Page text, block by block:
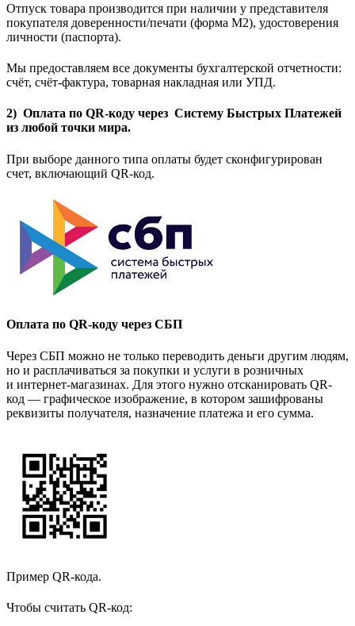
Отпуск товара производится при наличии у представителя
покупателя доверенности/печати (форма M2), удостоверения
личности (паспорта).
Мы предоставляем все документы бухгалтерской отчетности:
счёт, счёт-фактура, товарная накладная или УПД.
2) Оплата по QR-коду через Систему Быстрых Платежей
из любой точки мира.
При выборе данного типа оплаты будет сконфигурирован
счет, включающий QR-код.
Оплата по QR-коду через СБП
Через СБП можно не только переводить деньги другим людям,
но и расплачиваться за покупки и услуги в розничных
и интернет-магазинах. Для этого нужно отсканировать QR-
код — графическое изображение, в котором зашифрованы
реквизиты получателя, назначение платежа и его сумма.
Пример QR-кода.
Чтобы считать QR-код: